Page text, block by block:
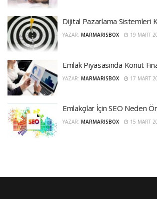
Dijital Pazarlama Sistemleri
YAZAR: MARMARISBOX 19 MART
Emlak Piyasasında Konut
YAZAR: MARMARISBOX 17 MART
Emlakçılar İçin SEO Neden
YAZAR: MARMARISBOX 15 MART